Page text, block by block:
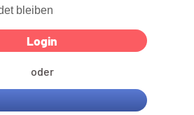
bleiben
oder